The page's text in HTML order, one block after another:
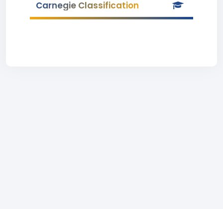
Carnegie Classification